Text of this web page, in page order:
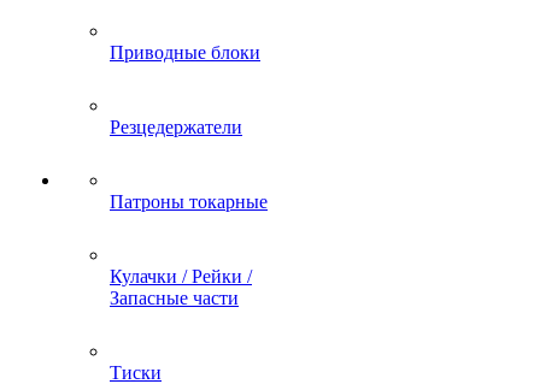
Приводные блоки
Резцедержатели
Патроны токарные
Кулачки / Рейки /
Запасные части
Тиски